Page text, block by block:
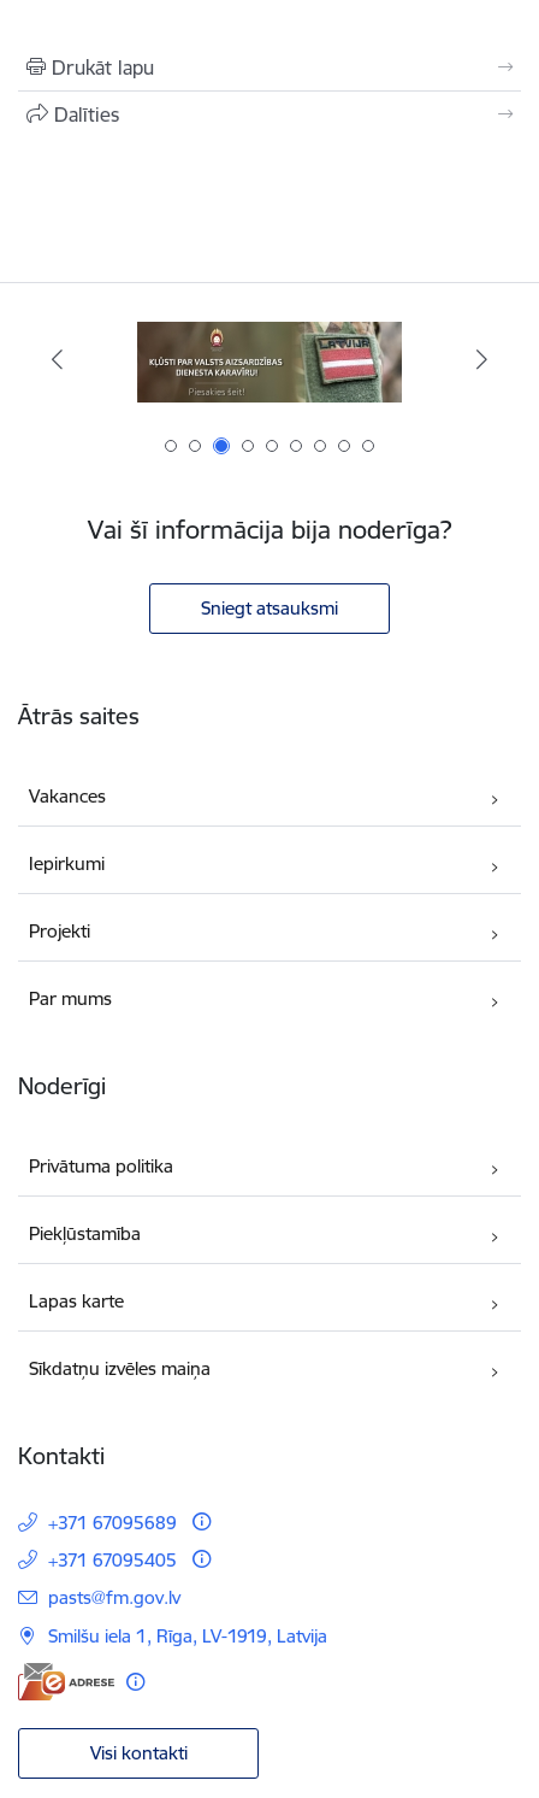
Drukāt lapu
Dalīties
Vai šī informācija bija noderīga?
Sniegt atsauksmi
Ātrās saites
Vakances
Iepirkumi
Projekti
Par mums
Noderīgi
Privātuma politika
Piekļūstamība
Lapas karte
Sīkdatņu izvēles maiņa
Kontakti
+371 67095689
+371 67095405
E-pasts:
pasts@fm.gov.lv
Smilšu iela 1, Rīga, LV-1919, Latvija
Visi kontakti